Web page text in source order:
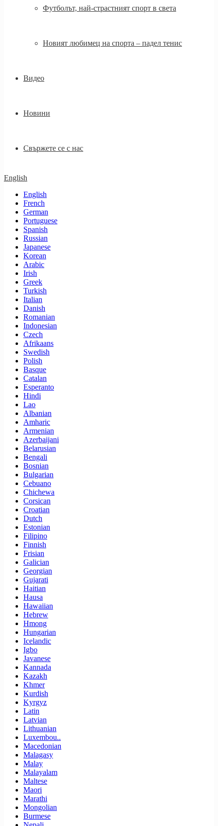
Футболът, най-страстният спорт в света
Новият любимец на спорта – падел тенис
Видео
Новини
Свържете се с нас
English
English
French
German
Portuguese
Spanish
Russian
Japanese
Korean
Arabic
Irish
Greek
Turkish
Italian
Danish
Romanian
Indonesian
Czech
Afrikaans
Swedish
Polish
Basque
Catalan
Esperanto
Hindi
Lao
Albanian
Amharic
Armenian
Azerbaijani
Belarusian
Bengali
Bosnian
Bulgarian
Cebuano
Chichewa
Corsican
Croatian
Dutch
Estonian
Filipino
Finnish
Frisian
Galician
Georgian
Gujarati
Haitian
Hausa
Hawaiian
Hebrew
Hmong
Hungarian
Icelandic
Igbo
Javanese
Kannada
Kazakh
Khmer
Kurdish
Kyrgyz
Latin
Latvian
Lithuanian
Luxembou..
Macedonian
Malagasy
Malay
Malayalam
Maltese
Maori
Marathi
Mongolian
Burmese